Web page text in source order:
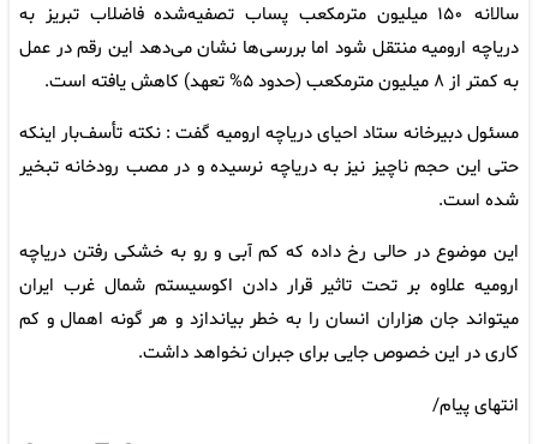
سالانه ۱۵۰ میلیون مترمکعب پساب تصفیه‌شده فاضلاب تبریز به
دریاچه ارومیه منتقل شود اما بررسی‌ها نشان می‌دهد این رقم در عمل
به کمتر از ۸ میلیون مترمکعب (حدود ۵% تعهد) کاهش یافته است.
مسئول دبیرخانه ستاد احیای دریاچه ارومیه گفت : نکته تأسف‌بار اینکه
حتی این حجم ناچیز نیز به دریاچه نرسیده و در مصب رودخانه تبخیر
شده است.
این موضوع در حالی رخ داده که کم آبی و رو به خشکی رفتن دریاچه
ارومیه علاوه بر تحت تاثیر قرار دادن اکوسیستم شمال غرب ایران
میتواند جان هزاران انسان را به خطر بیاندازد و هر گونه اهمال و کم
کاری در این خصوص جایی برای جبران نخواهد داشت.
انتهای پیام/